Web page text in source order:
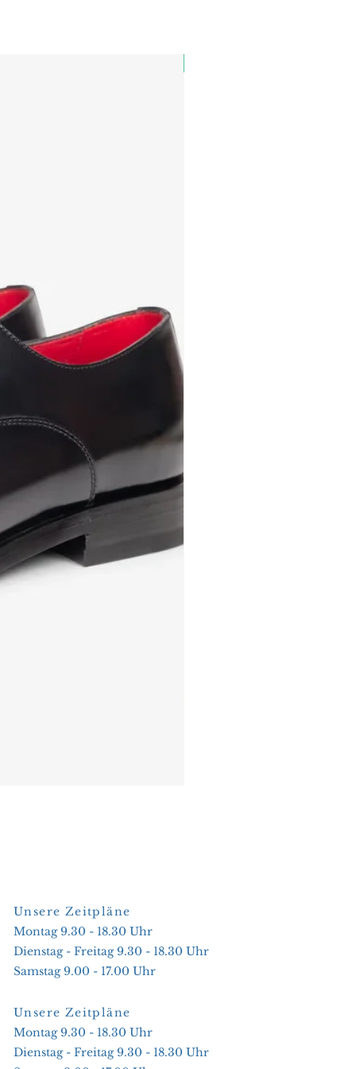
Unsere Zeitpläne
Montag 9.30 - 18.30 Uhr
Dienstag - Freitag 9.30 - 18.30 Uhr
Samstag 9.00 - 17.00 Uhr
Unsere Zeitpläne
Montag 9.30 - 18.30 Uhr
Dienstag - Freitag 9.30 - 18.30 Uhr